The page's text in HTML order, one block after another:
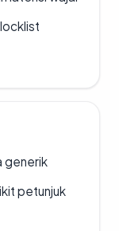
generik
petunjuk